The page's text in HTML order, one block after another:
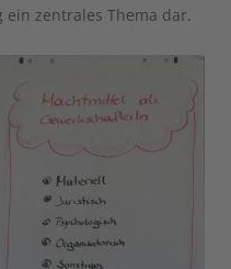
zentrales Thema dar.